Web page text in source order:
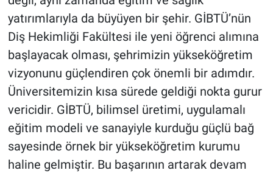
yatırımlarıyla da büyüyen bir şehir. GİBTÜ’nün
Diş Hekimliği Fakültesi ile yeni öğrenci alımına
başlayacak olması, şehrimizin yükseköğretim
vizyonunu güçlendiren çok önemli bir adımdır.
Üniversitemizin kısa sürede geldiği nokta gurur
vericidir. GİBTÜ, bilimsel üretimi, uygulamalı
eğitim modeli ve sanayiyle kurduğu güçlü bağ
sayesinde örnek bir yükseköğretim kurumu
haline gelmiştir. Bu başarının artarak devam